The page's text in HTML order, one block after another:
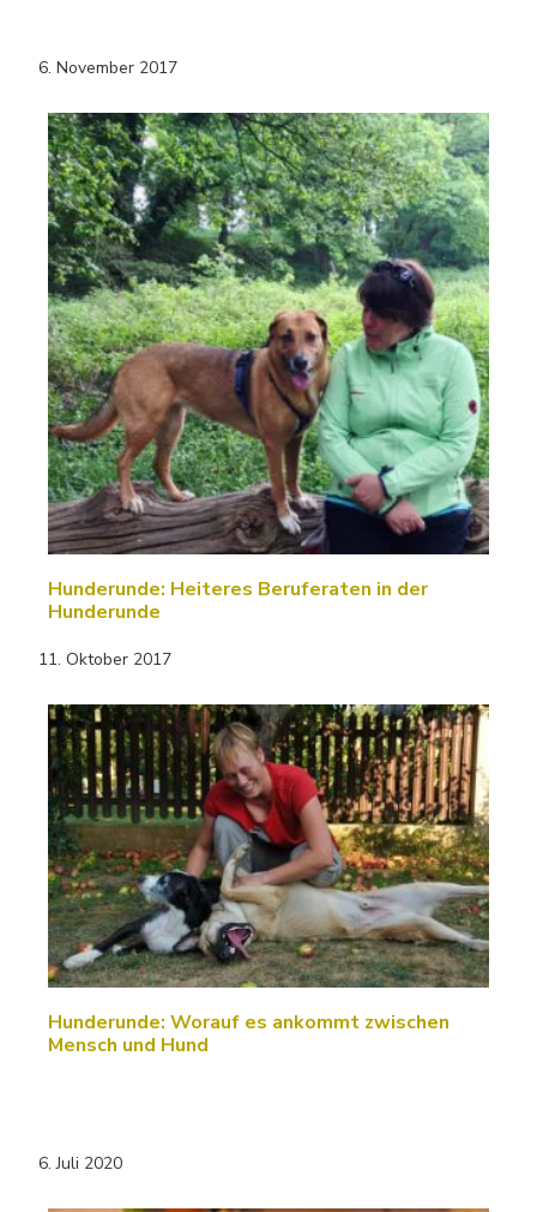
6. November 2017
Hunderunde: Heiteres Beruferaten in der
Hunderunde
11. Oktober 2017
Hunderunde: Worauf es ankommt zwischen
Mensch und Hund
6. Juli 2020